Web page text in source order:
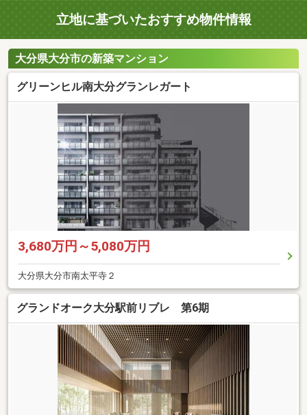
立地に基づいたおすすめ物件情報
大分県大分市の新築マンション
グリーンヒル南大分グランレガート
3,680万円～5,080万円
大分県大分市南太平寺２
グランドオーク大分駅前リブレ 第6期